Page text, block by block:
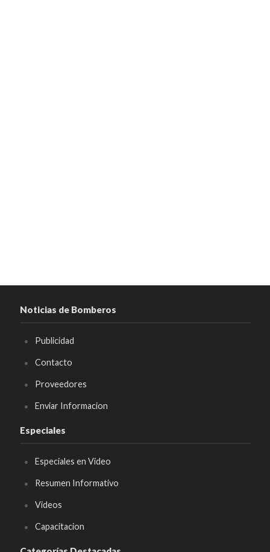
Noticias de Bomberos
Publicidad
Contacto
Proveedores
Enviar Informacion
Especiales
Especiales en Video
Resumen Informativo
Videos
Capacitacion